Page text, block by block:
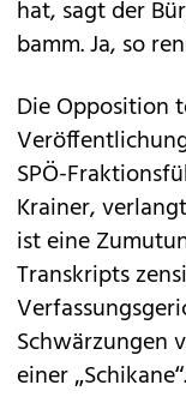
hat, sagt der
bamm. Ja, so
Die Opposition
SPÖ-
Krainer,
ist eine
Transkripts
Schwärzungen
einer „Schikane“.